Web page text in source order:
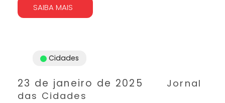
SAIBA MAIS
23 de janeiro de 2025
Jornal
das Cidades
Cidades